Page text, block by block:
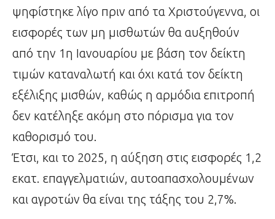
ψηφίστηκε λίγο πριν από τα Χριστούγεννα, οι
εισφορές των μη μισθωτών θα αυξηθούν
από την 1η Ιανουαρίου με βάση τον δείκτη
τιμών καταναλωτή και όχι κατά τον δείκτη
εξέλιξης μισθών, καθώς η αρμόδια επιτροπή
δεν κατέληξε ακόμη στο πόρισμα για τον
καθορισμό του.
Έτσι, και το 2025, η αύξηση στις εισφορές 1,2
εκατ. επαγγελματιών, αυτοαπασχολουμένων
και αγροτών θα είναι της τάξης του 2,7%.